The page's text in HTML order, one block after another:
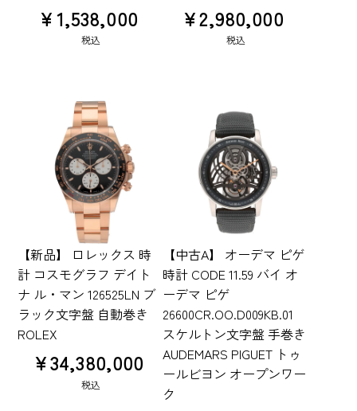
¥1,538,000
税込
¥2,980,000
税込
【新品】 ロレックス 時
計 コスモグラフ デイト
ナ ル・マン 126525LN ブ
ラック文字盤 自動巻き
ROLEX
¥34,380,000
税込
【中古A】 オーデマ ピゲ
時計 CODE 11.59 バイ オ
ーデマ ピゲ
26600CR.OO.D009KB.01
スケルトン文字盤 手巻き
AUDEMARS PIGUET トゥ
ールビヨン オープンワー
ク